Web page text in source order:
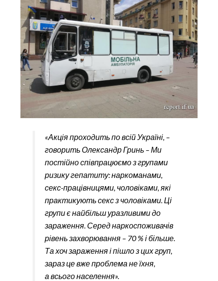
«Акція проходить по всій Україні, –
говорить Олександр Гринь – Ми
постійно співпрацюємо з групами
ризику гепатиту: наркоманами,
секс-працівницями, чоловіками, які
практикують секс з чоловіками. Ці
групи є найбільш уразливими до
зараження. Серед наркоспоживачів
рівень захворювання – 70 % і більше.
Та хоч зараження і пішло з цих груп,
зараз це вже проблема не їхня,
а всього населення».